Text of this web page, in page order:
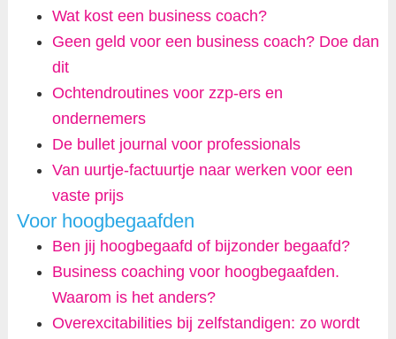
Wat kost een business coach?
Geen geld voor een business coach? Doe dan
dit
Ochtendroutines voor zzp-ers en
ondernemers
De bullet journal voor professionals
Van uurtje-factuurtje naar werken voor een
vaste prijs
Voor hoogbegaafden
Ben jij hoogbegaafd of bijzonder begaafd?
Business coaching voor hoogbegaafden.
Waarom is het anders?
Overexcitabilities bij zelfstandigen: zo wordt